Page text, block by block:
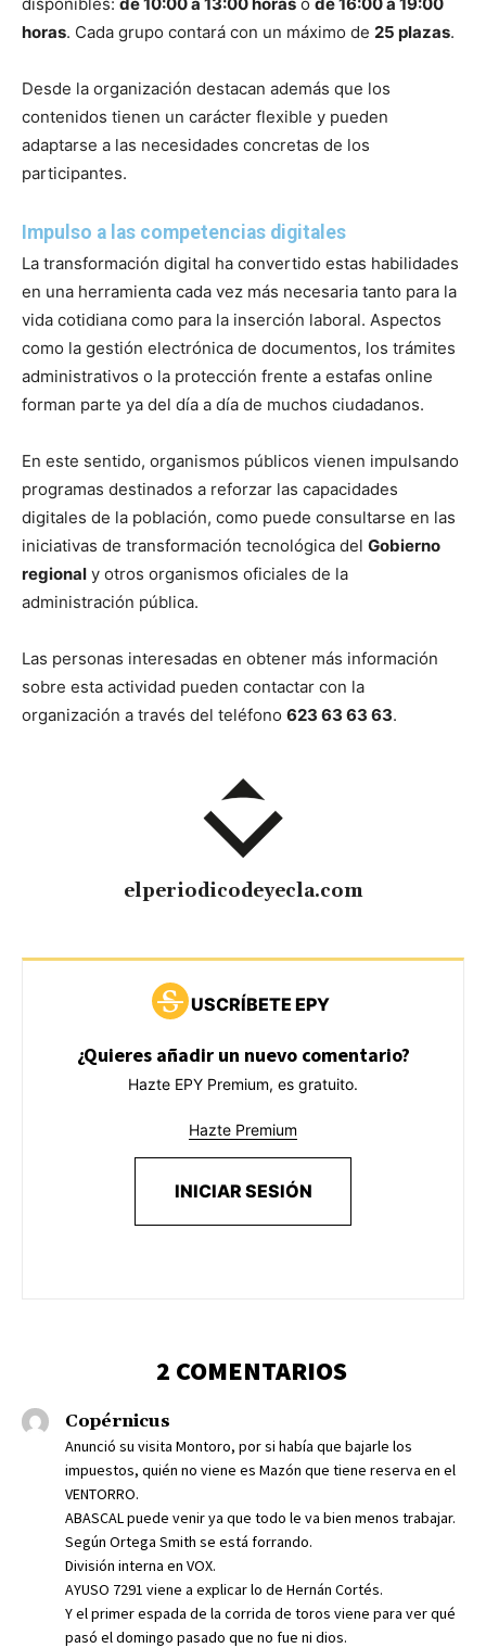
horas. Cada grupo contará con un máximo de 25 plazas.
Desde la organización destacan además que los
contenidos tienen un carácter flexible y pueden
adaptarse a las necesidades concretas de los
participantes.
Impulso a las competencias digitales
La transformación digital ha convertido estas habilidades
en una herramienta cada vez más necesaria tanto para la
vida cotidiana como para la inserción laboral. Aspectos
como la gestión electrónica de documentos, los trámites
administrativos o la protección frente a estafas online
forman parte ya del día a día de muchos ciudadanos.
En este sentido, organismos públicos vienen impulsando
programas destinados a reforzar las capacidades
digitales de la población, como puede consultarse en las
iniciativas de transformación tecnológica del Gobierno
regional y otros organismos oficiales de la
administración pública.
Las personas interesadas en obtener más información
sobre esta actividad pueden contactar con la
organización a través del teléfono 623 63 63 63.
elperiodicodeyecla.com
USCRÍBETE EPY
¿Quieres añadir un nuevo comentario?
Hazte EPY Premium, es gratuito.
Hazte Premium
INICIAR SESIÓN
2 COMENTARIOS
Copérnicus
Anunció su visita Montoro, por si había que bajarle los
impuestos, quién no viene es Mazón que tiene reserva en el
VENTORRO.
ABASCAL puede venir ya que todo le va bien menos trabajar.
Según Ortega Smith se está forrando.
División interna en VOX.
AYUSO 7291 viene a explicar lo de Hernán Cortés.
Y el primer espada de la corrida de toros viene para ver qué
pasó el domingo pasado que no fue ni dios.